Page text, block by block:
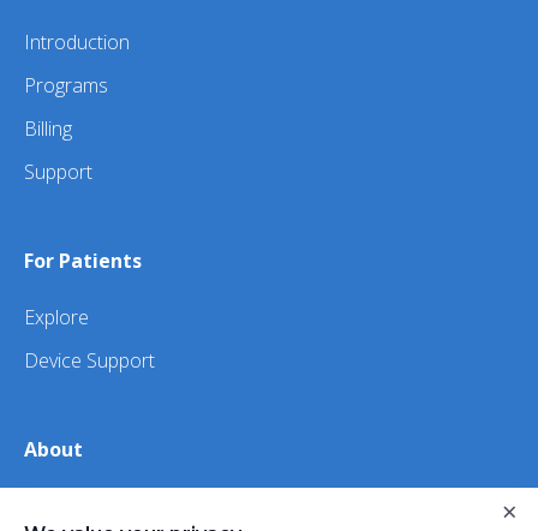
Introduction
Programs
Billing
Support
For Patients
Explore
Device Support
About
×